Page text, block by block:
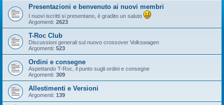
Presentazioni e benvenuto ai nuovi membri
I nuovi iscritti si presentano, è gradito un saluto
Argomenti: 2623
T-Roc Club
Discussioni generali sul nuovo crossover Volkswagen
Argomenti: 523
Ordini e consegne
Aspettando T-Roc, il punto sugli ordini e consegne
Argomenti: 309
Allestimenti e Versioni
Argomenti: 139